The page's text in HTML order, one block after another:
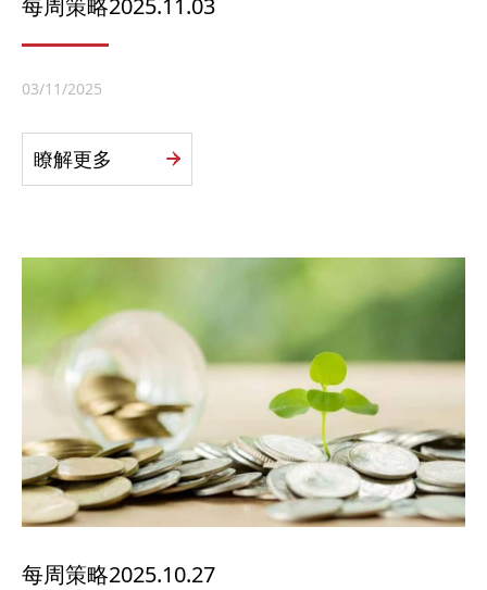
03/11/2025
瞭解更多
每周策略2025.10.27